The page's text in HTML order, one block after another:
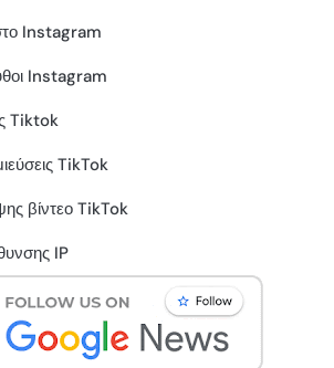
Instagram
Instagram
Tiktok
TikTok
βίντεο TikTok
IP